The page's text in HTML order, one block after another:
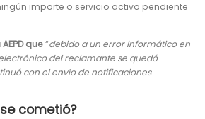
importe o servicio activo pendiente
que“debido a un error informático en
del reclamante se quedó
con el envío de notificaciones
cometió?